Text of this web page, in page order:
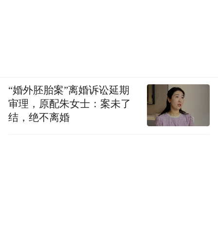
“婚外胚胎案”离婚诉讼延期
审理，原配朱女士：案未了
结，绝不离婚